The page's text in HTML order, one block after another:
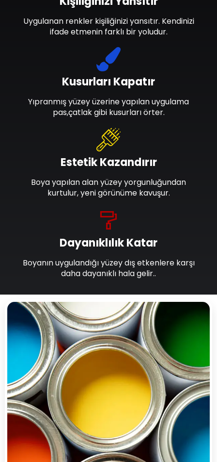
Dayanıklılık Katar
Boyanın uygulandığı yüzey dış etkenlere karşı
daha dayanıklı hala gelir..
Estetik Kazandırır
Boya yapılan alan yüzey yorgunluğundan
kurtulur, yeni görünüme kavuşur.
Kusurları Kapatır
Yıpranmış yüzey üzerine yapılan uygulama
pas,çatlak gibi kusurları örter.
Uygulanan renkler kişiliğinizi yansıtır. Kendinizi
ifade etmenin farklı bir yoludur.